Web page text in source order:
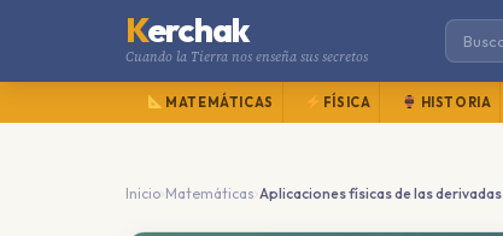
Kerchak
Cuando la Tierra nos enseña sus secretos
MATEMÁTICAS FÍSICA HISTORIA
Inicio›Matemáticas ›Aplicaciones físicas de las derivadas